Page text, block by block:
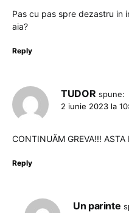
Pas cu pas spre dezastru in
aia?
Reply
TUDOR spune:
2 iunie 2023 la
CONTINUĂM GREVA!!! ASTA
Reply
Un parinte